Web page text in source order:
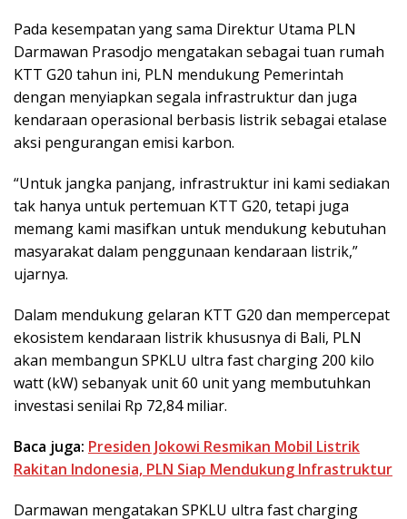
Pada kesempatan yang sama Direktur Utama PLN
Darmawan Prasodjo mengatakan sebagai tuan rumah
KTT G20 tahun ini, PLN mendukung Pemerintah
dengan menyiapkan segala infrastruktur dan juga
kendaraan operasional berbasis listrik sebagai etalase
aksi pengurangan emisi karbon.
“Untuk jangka panjang, infrastruktur ini kami sediakan
tak hanya untuk pertemuan KTT G20, tetapi juga
memang kami masifkan untuk mendukung kebutuhan
masyarakat dalam penggunaan kendaraan listrik,”
ujarnya.
Dalam mendukung gelaran KTT G20 dan mempercepat
ekosistem kendaraan listrik khususnya di Bali, PLN
akan membangun SPKLU ultra fast charging 200 kilo
watt (kW) sebanyak unit 60 unit yang membutuhkan
investasi senilai Rp 72,84 miliar.
Baca juga: Presiden Jokowi Resmikan Mobil Listrik
Rakitan Indonesia, PLN Siap Mendukung Infrastruktur
Darmawan mengatakan SPKLU ultra fast charging